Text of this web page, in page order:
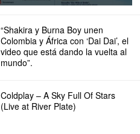
“Shakira y Burna Boy unen
Colombia y África con ‘Dai Dai’, el
video que está dando la vuelta al
mundo”.
Coldplay – A Sky Full Of Stars
(Live at River Plate)